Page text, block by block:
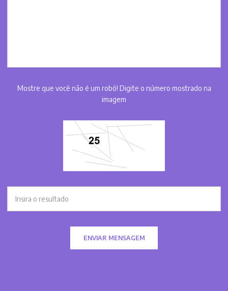
Mostre que você não é um robô! Digite o número mostrado na
imagem
ENVIAR MENSAGEM